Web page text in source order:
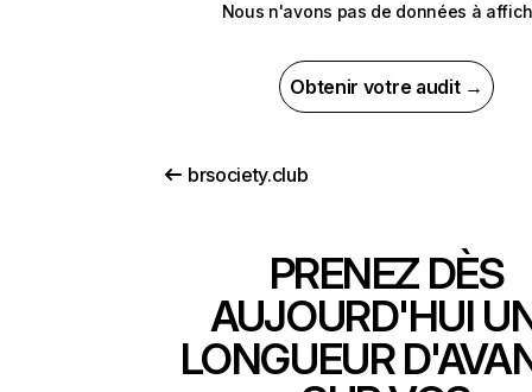
Nous n'avons pas de données à
Obtenir votre audit →
brsociety.club
PRENEZ DÈS
AUJOURD'HUI
LONGUEUR